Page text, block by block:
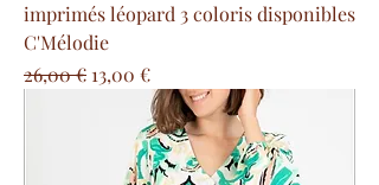
imprimés léopard 3 coloris disponibles
C'Mélodie
Prix original
26,00 € Prix promotionnel
13,00 €